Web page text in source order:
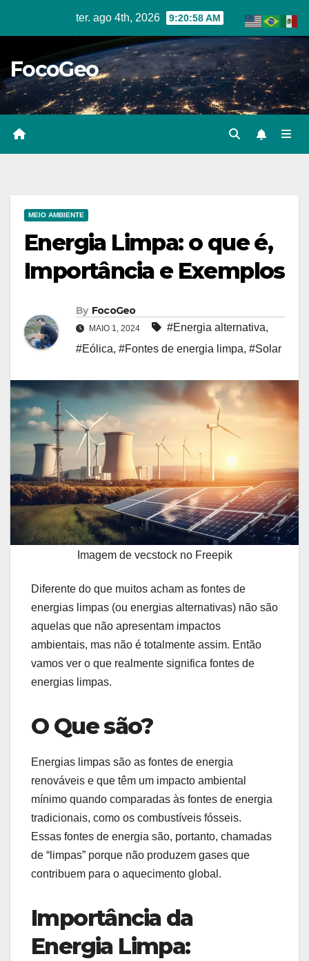
ter. ago 4th, 2026 9:20:59 AM
FocoGeo
MEIO AMBIENTE
Energia Limpa: o que é,
Importância e Exemplos
By FocoGeo
MAIO 1, 2024 #Energia alternativa,
#Eólica, #Fontes de energia limpa, #Solar
Imagem de vecstock no Freepik
Diferente do que muitos acham as fontes de
energias limpas (ou energias alternativas) não são
aquelas que não apresentam impactos
ambientais, mas não é totalmente assim. Então
vamos ver o que realmente significa fontes de
energias limpas.
O Que são?
Energias limpas são as fontes de energia
renováveis e que têm um impacto ambiental
mínimo quando comparadas às fontes de energia
tradicionais, como os combustíveis fósseis.
Essas fontes de energia são, portanto, chamadas
de “limpas” porque não produzem gases que
contribuem para o aquecimento global.
Importância da
Energia Limpa: